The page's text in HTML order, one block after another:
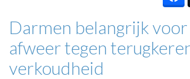
Darmen belangrijk
afweer tegen
verkoudheid